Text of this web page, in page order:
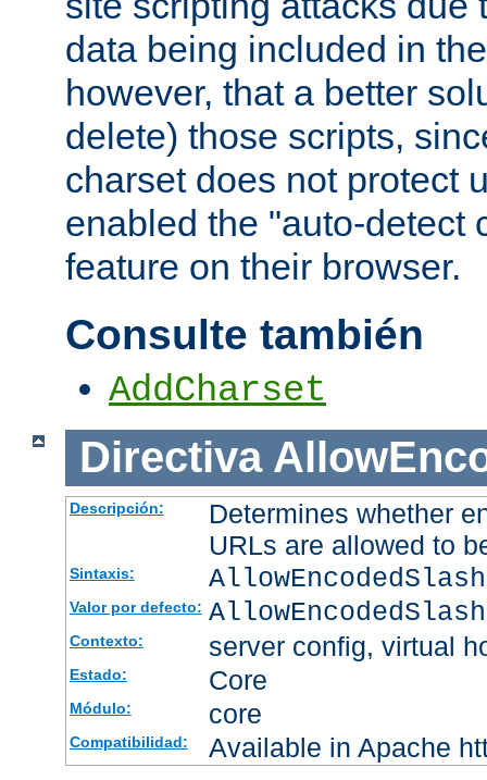
data being included in
however, that a better
delete) those scripts,
charset does not protect
enabled the "auto-detect
feature on their browser.
Consulte también
AddCharset
Directiva
Descripción:
Determines whether
URLs are allowed to
Sintaxis:
Valor por defecto:
Contexto: server config, virtual
Estado: Core
Módulo: core
Compatibilidad: Available in Apache